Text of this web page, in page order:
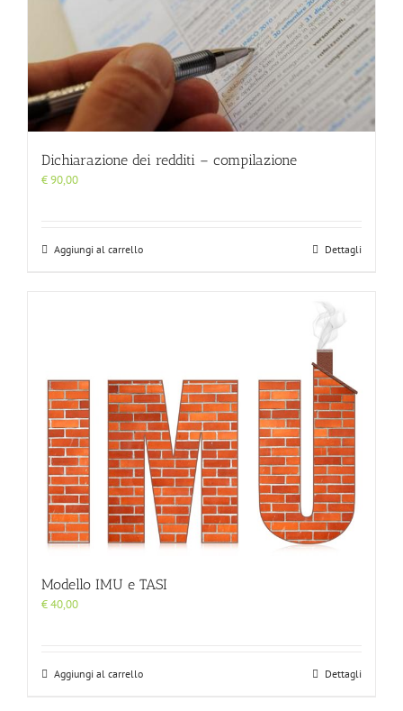
Dichiarazione dei redditi – compilazione
€90,00
Aggiungi al carrello Dettagli
Modello IMU e TASI
€40,00
Aggiungi al carrello Dettagli